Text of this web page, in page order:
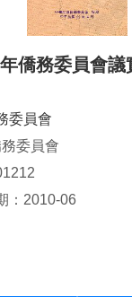
僑務委員會議
委員會
委員會
：2010-06